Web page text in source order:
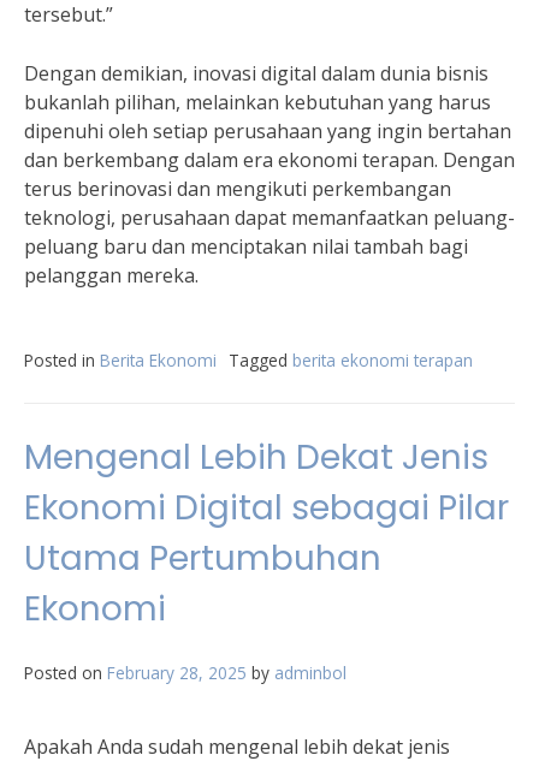
tersebut.”
Dengan demikian, inovasi digital dalam dunia bisnis
bukanlah pilihan, melainkan kebutuhan yang harus
dipenuhi oleh setiap perusahaan yang ingin bertahan
dan berkembang dalam era ekonomi terapan. Dengan
terus berinovasi dan mengikuti perkembangan
teknologi, perusahaan dapat memanfaatkan peluang-
peluang baru dan menciptakan nilai tambah bagi
pelanggan mereka.
Posted in Berita Ekonomi Tagged berita ekonomi terapan
Mengenal Lebih Dekat Jenis
Ekonomi Digital sebagai Pilar
Utama Pertumbuhan
Ekonomi
Posted on February 28, 2025 by adminbol
Apakah Anda sudah mengenal lebih dekat jenis